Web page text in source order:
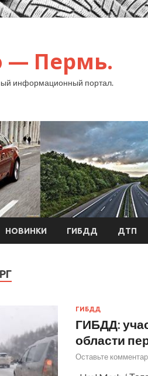
— Пермь.
информационный портал.
НОВИНКИ ГИБДД ДТП
ГИБДД
ГИБДД:
области
Оставьте